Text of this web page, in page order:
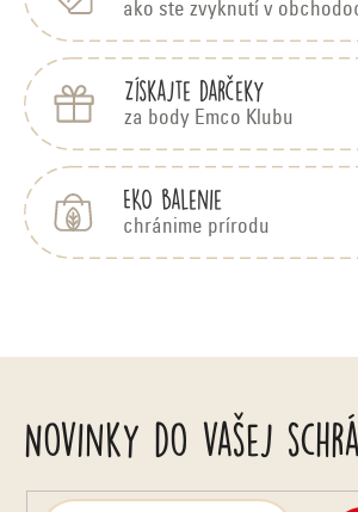
i
e
p
r
k
ý
i
s
ako ste zvyknutí v
Získajte darčeky
za body Emco Klubu
EKO balenie
chránime prírodu
Novinky do vašej